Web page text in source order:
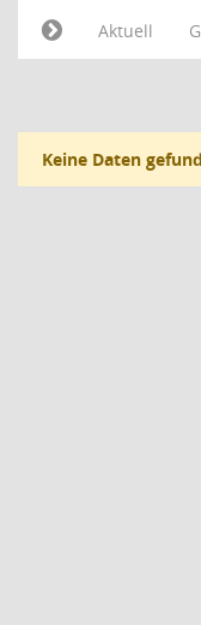
Aktuell
Keine Daten